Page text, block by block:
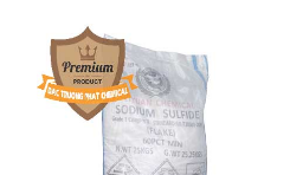
Sodium Sulfide NA2S – Đá
Thối Liyuan Trung Quốc China